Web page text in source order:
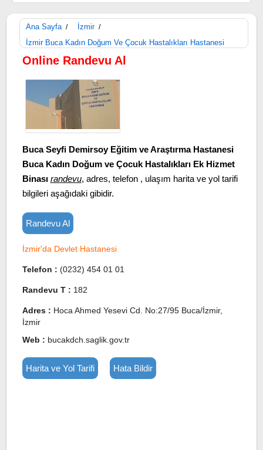
Ana Sayfa / İzmir /
İzmir Buca Kadın Doğum Ve Çocuk Hastalıkları Hastanesi
Online Randevu Al
Buca Seyfi Demirsoy Eğitim ve Araştırma Hastanesi
Buca Kadın Doğum ve Çocuk Hastalıkları Ek Hizmet
Binası randevu, adres, telefon , ulaşım harita ve yol tarifi
bilgileri aşağıdaki gibidir.
Randevu Al
İzmir'da Devlet Hastanesi
Telefon : (0232) 454 01 01
Randevu T : 182
Adres : Hoca Ahmed Yesevi Cd. No:27/95 Buca/İzmir,
İzmir
Web : bucakdch.saglik.gov.tr
Harita ve Yol Tarifi Hata Bildir